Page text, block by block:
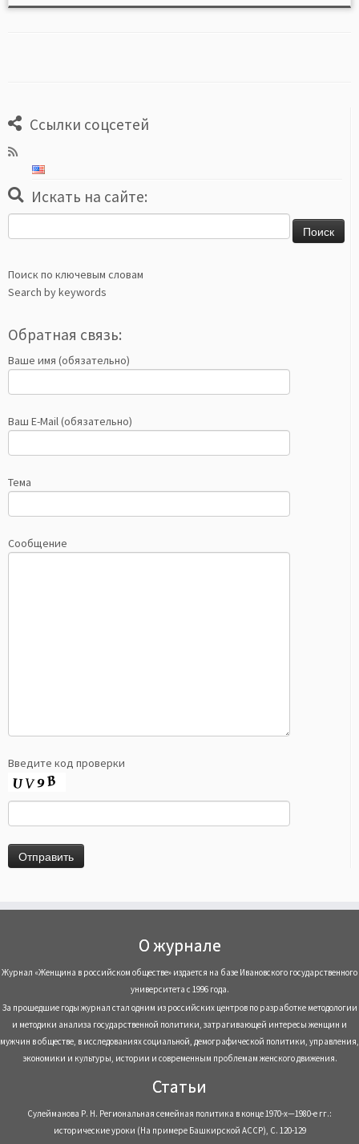
Ссылки соцсетей
Искать на сайте:
Поиск по ключевым словам
Search by keywords
Обратная связь:
Ваше имя (обязательно)
Ваш E-Mail (обязательно)
Тема
Сообщение
Введите код проверки
О журнале
Журнал «Женщина в российском обществе» издается на базе Ивановского государственного
университета с 1996 года.
За прошедшие годы журнал стал одним из российских центров по разработке методологии
и методики анализа государственной политики, затрагивающей интересы женщин и
мужчин в обществе, в исследованиях социальной, демографической политики, управления,
экономики и культуры, истории и современным проблемам женского движения.
Статьи
Сулейманова Р. Н. Региональная семейная политика в конце 1970-х—1980-е гг.:
исторические уроки (На примере Башкирской АССР), С. 120-129